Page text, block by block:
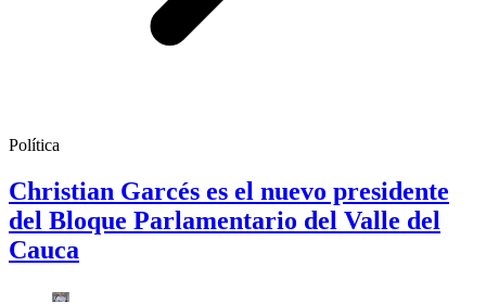
Política
Christian Garcés es el nuevo presidente
del Bloque Parlamentario del Valle del
Cauca